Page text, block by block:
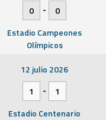
0
-
0
Estadio Campeones
Olímpicos
12 julio 2026
1
-
1
Estadio Centenario